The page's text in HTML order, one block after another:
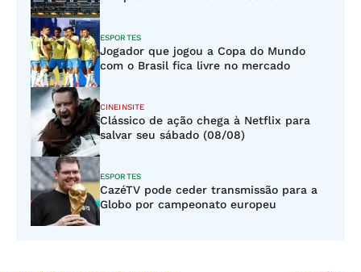
ESPORTES
Jogador que jogou a Copa do Mundo
com o Brasil fica livre no mercado
CINEINSITE
Clássico de ação chega à Netflix para
salvar seu sábado (08/08)
ESPORTES
CazéTV pode ceder transmissão para a
Globo por campeonato europeu